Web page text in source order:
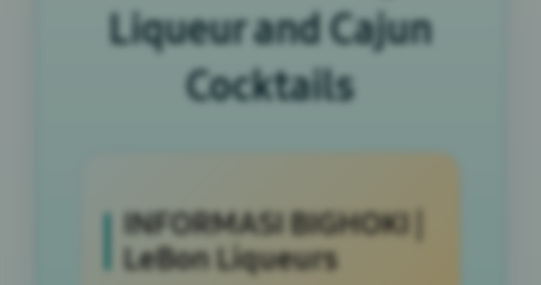
Liqueur and Cajun
Cocktails
INFORMASI BIGHOKI |
LeBon Liqueurs